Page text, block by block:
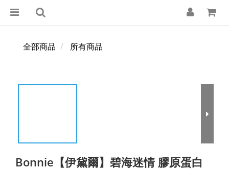
全部商品 所有商品
Bonnie【伊黛爾】碧海迷情 膠原蛋白